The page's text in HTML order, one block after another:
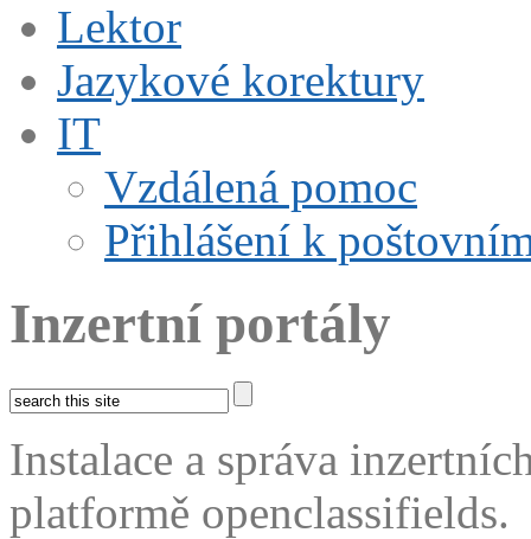
Lektor
Jazykové korektury
IT
Vzdálená pomoc
Přihlášení k
Inzertní portály
Instalace a správa
platformě openclassifields.